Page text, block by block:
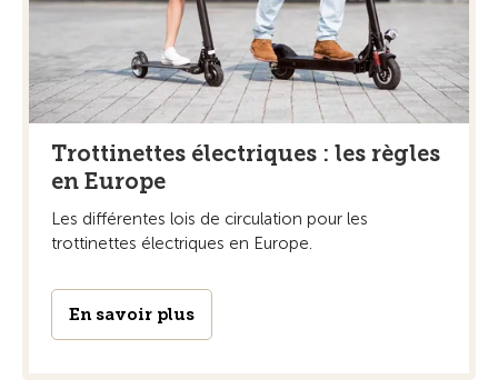
Trottinettes électriques : les règles
en Europe
Les différentes lois de circulation pour les
trottinettes électriques en Europe.
En savoir plus